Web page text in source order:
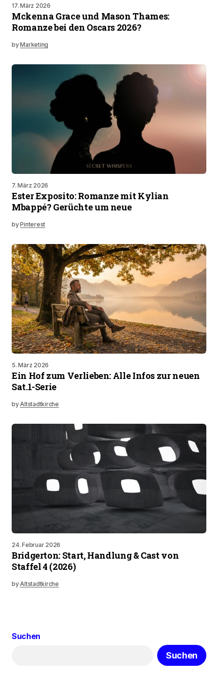
17. März 2026
Mckenna Grace und Mason Thames:
Romanze bei den Oscars 2026?
byMarketing
7. März 2026
Ester Exposito: Romanze mit Kylian
Mbappé? Gerüchte um neue
byPinterest
5. März 2026
Ein Hof zum Verlieben: Alle Infos zur neuen
Sat.1-Serie
byAltstadtkirche
24. Februar 2026
Bridgerton: Start, Handlung & Cast von
Staffel 4 (2026)
byAltstadtkirche
Suchen
Suchen